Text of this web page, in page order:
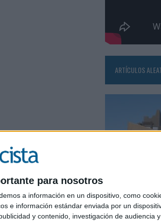
para nosotros
a información en un dispositivo, como
e información estándar enviada por un
y contenido, investigación de audiencia y
ARTÍCULOS
05/08/2026